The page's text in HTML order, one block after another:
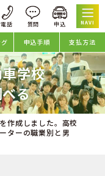
NAVI
申込手順 支払方法
学校
る
作成しました。高校
ターの職業別と男